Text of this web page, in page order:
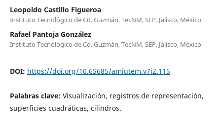
Leopoldo Castillo Figueroa
Instituto Tecnológico de Cd. Guzmán, TecNM, SEP. Jalisco, México
Rafael Pantoja González
Instituto Tecnológico de Cd. Guzmán, TecNM, SEP. Jalisco, México
DOI: https://doi.org/10.65685/amiutem.v7i2.115
Palabras clave: Visualización, registros de representación,
superficies cuadráticas, cilindros.